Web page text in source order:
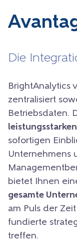
Die
BrightAnalytics
zentralisiert
Betriebsdaten.
sofortigen
Unternehmens
bietet Ihnen
gesamte
am Puls der
fundierte
treffen.